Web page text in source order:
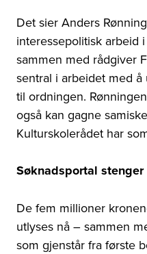
Det sier Anders
interessepolitisk arbeid
sammen med rådgiver
sentral i arbeidet med
til ordningen.
også kan gagne
Kulturskolerådet har
Søknadsportal stenger
De fem millioner
utlyses nå – sammen
som gjenstår fra første